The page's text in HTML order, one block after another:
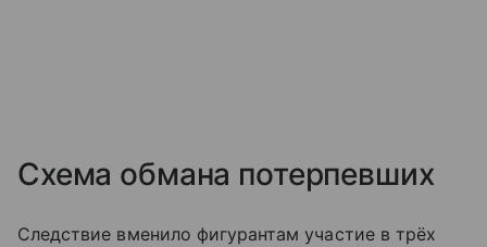
Схема обмана потерпевших
Следствие вменило фигурантам участие в трёх